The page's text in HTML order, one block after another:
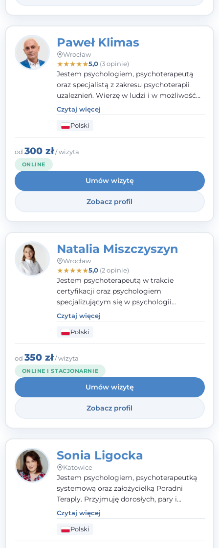
Paweł Klimas
Wrocław
★★★★★5,0(3 opinie)
Jestem psychologiem, psychoterapeutą
oraz specjalistą z zakresu psychoterapii
uzależnień. Wierzę w ludzi i w możliwość
wprowadzenia zmian w ich życiu. Bardzo
często przekonuje się o tym, że każdy z nas,
w tym Ty i ja, ma wpływ na swoje
szczęście. Należy uwierzyć w siebie i działać
w obranym kierunku.
Czytaj więcej
Polski
od 300 zł/ wizyta
ONLINE
Umów wizytę
Zobacz profil
Natalia Miszczyszyn
Wrocław
★★★★★5,0(2 opinie)
Jestem psychoterapeutą w trakcie
certyfikacji oraz psychologiem
specjalizującym się w psychologii
klinicznej. Ukończyłam również studia
podyplomowe z Praktycznej Diagnozy
Psychologicznej. Aktywnie uczestniczę w
działalności Polskiego Towarzystwa
Psychiatrycznego oraz Polskiego
Towarzystwa Psychologicznego, a także
jestem członkiem nadzwyczajnym
Wielkopolskiego Towarzystwa Terapii
Systemowej.
Czytaj więcej
Polski
od 350 zł/ wizyta
ONLINE I STACJONARNIE
Umów wizytę
Zobacz profil
Sonia Ligocka
Katowice
Jestem psychologiem, psychoterapeutką
systemową oraz założycielką Poradni
Teraply. Przyjmuję dorosłych, pary i
rodziny, dobierając metody do
indywidualnych zasobów pacjenta. Wierzę
w drzemiące w Tobie zasoby, które
pozwolą Ci wyjść z kryzysu - a jeśli jeszcze
Czytaj więcej
Polski